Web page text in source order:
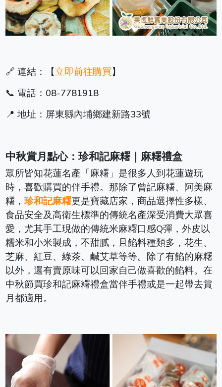
🔗 連結：【立即前往購買】
📞 電話：08-7781918
📍 地址：屏東縣內埔鄉建新路33號
中秋賞月點心：珍和記麻糬｜麻糬禮盒
眾所皆知花蓮名產「麻糬」是很多人到花蓮遊玩
時，喜歡購買的伴手禮。那除了曾記麻糬、阿美麻
糬，珍和記麻糬更是寶藏店家，商品選擇性多樣、
食品安全及高衛生標準的傳統名產深受消費大眾喜
愛，尤其手工現做的傳統米麻糬口感Q彈，外皮以
糯米和小米製成，不甜膩，且餡料種類多，花生、
芝麻、紅豆、綠茶、鹹艾草等等。除了有餡的麻糬
以外，還有賣原味可以回家自己做喜歡的餡料。在
中秋節買珍和記麻糬禮盒當伴手禮或是一起帶去賞
月都適用。